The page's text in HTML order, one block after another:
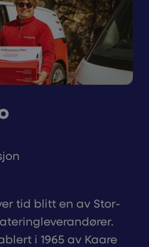
tid blitt en av Stor-
i 1965 av Kaare